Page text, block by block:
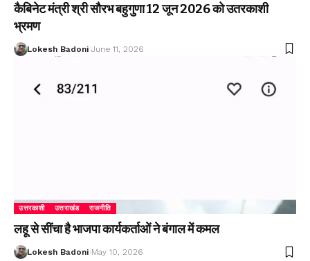
कैबिनेट मंत्री श्री सौरभ बहुगुणा 12 जून 2026 को उतरकाशी
भ्रमण
Lokesh Badoni June 11, 2026
उत्तरकाशी उत्तराखंड राजनीति
लहू से सींचा है भाजपा कार्यकर्ताओं ने बंगाल में कमल
Lokesh Badoni May 10, 2026